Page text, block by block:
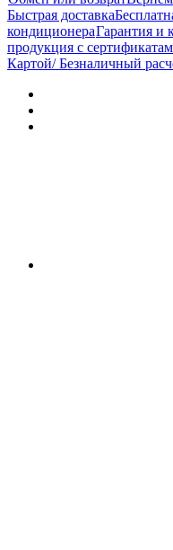
Быстрая доставка
кондиционераГарантия и
продукция с
Картой/ Безналичный